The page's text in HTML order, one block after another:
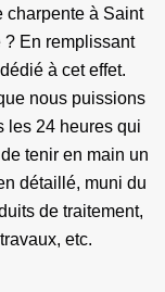
charpente à Saint
? En remplissant
à cet effet.
nous puissions
les 24 heures qui
tenir en main un
détaillé, muni du
de traitement,
etc.